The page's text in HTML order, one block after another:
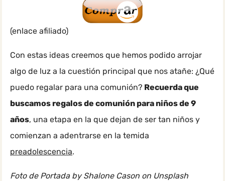
(enlace afiliado)
Con estas ideas creemos que hemos podido arrojar
algo de luz a la cuestión principal que nos atañe: ¿Qué
puedo regalar para una comunión? Recuerda que
buscamos regalos de comunión para niños de 9
años, una etapa en la que dejan de ser tan niños y
comienzan a adentrarse en la temida
preadolescencia.
Foto de Portada by Shalone Cason on Unsplash